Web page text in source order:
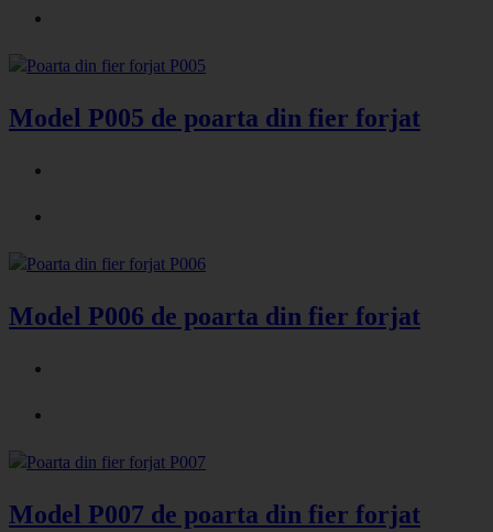
Model P005 de poarta din fier forjat
Model P006 de poarta din fier forjat
Model P007 de poarta din fier forjat